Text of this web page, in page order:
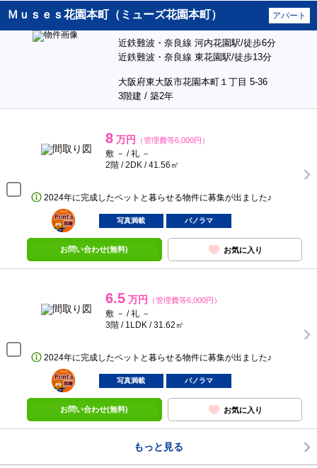
Ｍｕｓｅｓ花園本町（ミューズ花園本町） アパート
近鉄難波・奈良線 河内花園駅/徒歩6分
近鉄難波・奈良線 東花園駅/徒歩13分
大阪府東大阪市花園本町１丁目 5-36
3階建 / 築2年
8 万円 （管理費等6,000円）
敷 － / 礼 －
2階 / 2DK / 41.56㎡
2024年に完成したペットと暮らせる物件に募集が出ました♪
ポンタ
部屋
写真満載 パノラマ
お問い合わせ(無料) お気に入り
6.5 万円 （管理費等6,000円）
敷 － / 礼 －
3階 / 1LDK / 31.62㎡
2024年に完成したペットと暮らせる物件に募集が出ました♪
ポンタ
部屋
写真満載 パノラマ
お問い合わせ(無料) お気に入り
もっと見る